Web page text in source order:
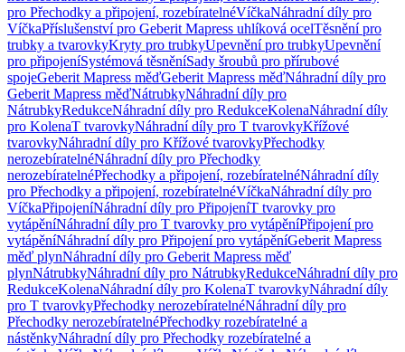
pro Přechodky a připojení, rozebíratelnéVíčkaNáhradní díly pro
VíčkaPříslušenství pro Geberit Mapress uhlíková ocelTěsnění pro
trubky a tvarovkyKryty pro trubkyUpevnění pro trubkyUpevnění
pro připojeníSystémová těsněníSady šroubů pro přírubové
spojeGeberit Mapress měďGeberit Mapress měďNáhradní díly pro
Geberit Mapress měďNátrubkyNáhradní díly pro
NátrubkyRedukceNáhradní díly pro RedukceKolenaNáhradní díly
pro KolenaT tvarovkyNáhradní díly pro T tvarovkyKřížové
tvarovkyNáhradní díly pro Křížové tvarovkyPřechodky
nerozebíratelnéNáhradní díly pro Přechodky
nerozebíratelnéPřechodky a připojení, rozebíratelnéNáhradní díly
pro Přechodky a připojení, rozebíratelnéVíčkaNáhradní díly pro
VíčkaPřipojeníNáhradní díly pro PřipojeníT tvarovky pro
vytápěníNáhradní díly pro T tvarovky pro vytápěníPřipojení pro
vytápěníNáhradní díly pro Připojení pro vytápěníGeberit Mapress
měď plynNáhradní díly pro Geberit Mapress měď
plynNátrubkyNáhradní díly pro NátrubkyRedukceNáhradní díly pro
RedukceKolenaNáhradní díly pro KolenaT tvarovkyNáhradní díly
pro T tvarovkyPřechodky nerozebíratelnéNáhradní díly pro
Přechodky nerozebíratelnéPřechodky rozebíratelné a
nástěnkyNáhradní díly pro Přechodky rozebíratelné a